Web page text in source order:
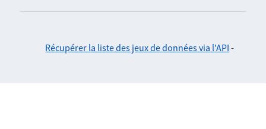
Récupérer la liste des jeux de données via l'API -